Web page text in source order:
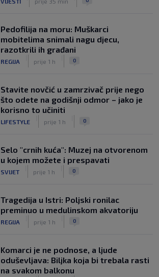
Pedofilija na moru: Muškarci
mobitelima snimali nagu djecu,
razotkrili ih građani
REGIJA prije 1 h 0
Stavite novčić u zamrzivač prije nego
što odete na godišnji odmor – jako je
korisno to učiniti
LIFESTYLE prije 1 h 0
Selo "crnih kuća": Muzej na otvorenom
u kojem možete i prespavati
SVIJET prije 1 h 0
Tragedija u Istri: Poljski ronilac
preminuo u medulinskom akvatoriju
REGIJA prije 1 h 0
Komarci je ne podnose, a ljude
oduševljava: Biljka koja bi trebala rasti
na svakom balkonu